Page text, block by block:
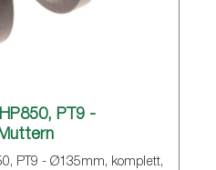
PT9 -
PT9 - Ø135mm, komplett,